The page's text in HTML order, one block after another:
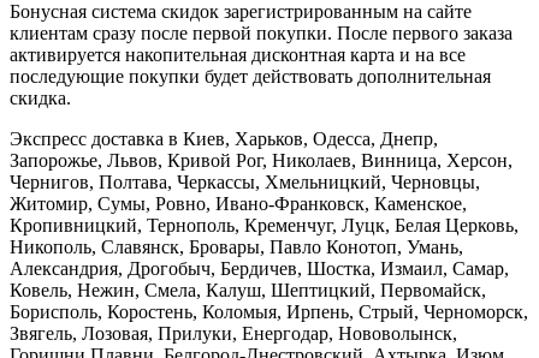
Бонусная система скидок зарегистрированным на сайте
клиентам сразу после первой покупки. После первого заказа
активируется накопительная дисконтная карта и на все
последующие покупки будет действовать дополнительная
скидка.
Экспресс доставка в Киев, Харьков, Одесса, Днепр,
Запорожье, Львов, Кривой Рог, Николаев, Винница, Херсон,
Чернигов, Полтава, Черкассы, Хмельницкий, Черновцы,
Житомир, Сумы, Ровно, Ивано-Франковск, Каменское,
Кропивницкий, Тернополь, Кременчуг, Луцк, Белая Церковь,
Никополь, Славянск, Бровары, Павло Конотоп, Умань,
Александрия, Дрогобыч, Бердичев, Шостка, Измаил, Самар,
Ковель, Нежин, Смела, Калуш, Шептицкий, Первомайск,
Борисполь, Коростень, Коломыя, Ирпень, Стрый, Черноморск,
Звягель, Лозовая, Прилуки, Енергодар, Нововолынск,